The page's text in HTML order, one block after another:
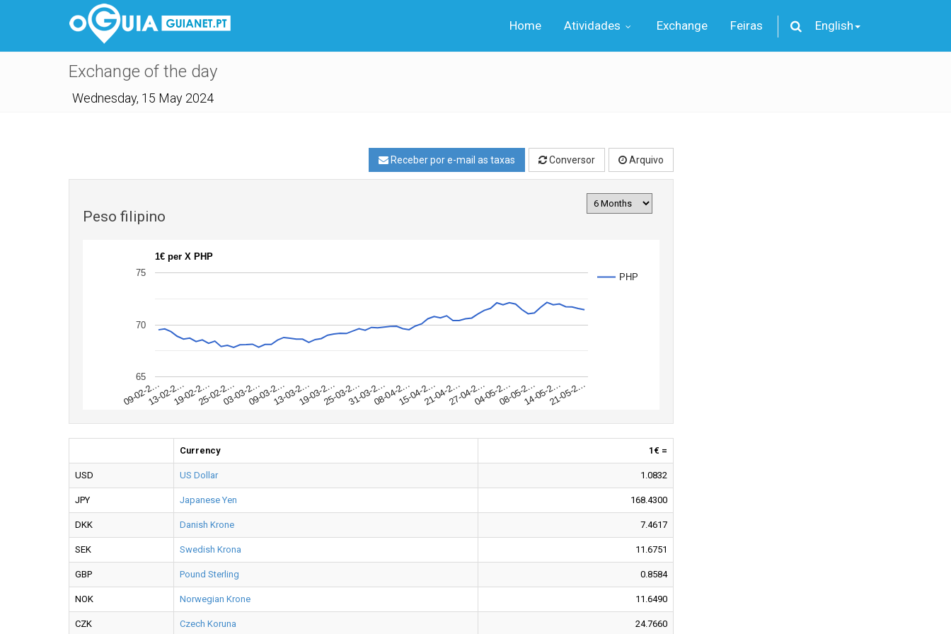
Home Atividades Exchange Feiras English
Exchange of the day
Wednesday, 15 May 2024
Receber por e-mail as taxas Conversor Arquivo
Peso filipino
1€ per X PHP
PHP
09-02-2…13-02-2…19-02-2…25-02-2…03-03-2…09-03-2…13-03-2…19-03-2…25-03-2…31-03-2…08-04-2…15-04-2…21-04-2…27-04-2…04-05-2…08-05-2…14-05-2…21-05-2…
65
70
75
Currency 1€ =
USD US Dollar 1.0832
JPY Japanese Yen 168.4300
DKK Danish Krone 7.4617
SEK Swedish Krona 11.6751
GBP Pound Sterling 0.8584
NOK Norwegian Krone 11.6490
CZK Czech Koruna 24.7660